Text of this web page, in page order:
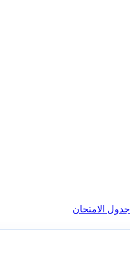
جدول الامتحان